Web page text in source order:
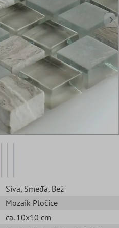
Siva, Smeđa, Bež
Mozaik Pločice
ca. 10x10 cm